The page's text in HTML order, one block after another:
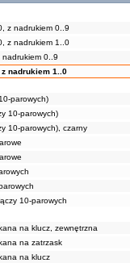
z nadrukiem 0..9
z nadrukiem 1..0
nadrukiem 0..9
z nadrukiem 1..0
parowych)
10-parowych)
10-parowych), czarny
10-parowych
na klucz, zewnętrzna
na zatrzask
na klucz